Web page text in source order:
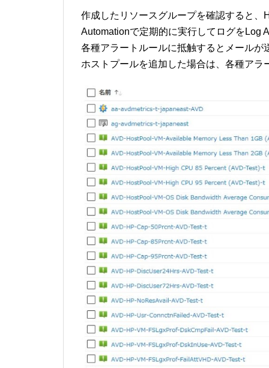
作成したリソースグループを確認すると
Automationで定期的に実行してログをLog
各種アラートルールに抵触するとメールが
ホストプールを追加した場合は、各種アラ